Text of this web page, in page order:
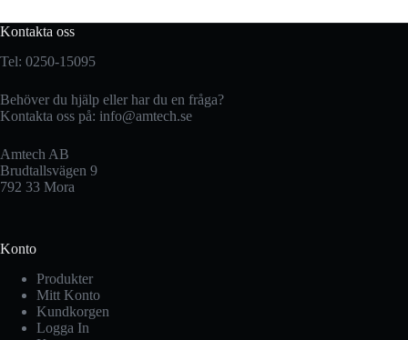
Kontakta oss
Tel: 0250-15095
Behöver du hjälp eller har du en fråga?
Kontakta oss på: info@amtech.se
Amtech AB
Brudtallsvägen 9
792 33 Mora
Konto
Produkter
Mitt Konto
Kundkorgen
Logga In